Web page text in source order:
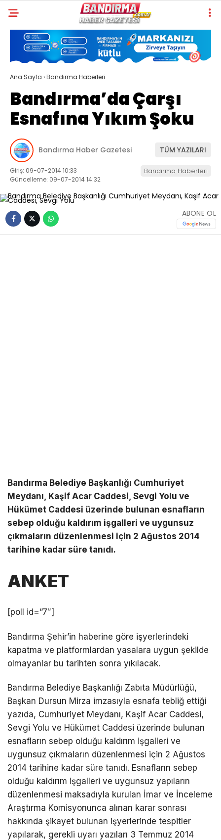
Ana Sayfa ›Bandırma Haberleri
Bandırma’da Çarşı
Esnafına Yıkım Şoku
Bandırma Haber Gazetesi TÜM YAZILARI
Giriş: 09-07-2014 10:33
Güncelleme: 09-07-2014 14:32
Bandırma Haberleri
ABONE OL
Bandırma Belediye Başkanlığı Cumhuriyet
Meydanı, Kaşif Acar Caddesi, Sevgi Yolu ve
Hükümet Caddesi üzerinde bulunan esnafların
sebep olduğu kaldırım işgalleri ve uygunsuz
çıkmaların düzenlenmesi için 2 Ağustos 2014
tarihine kadar süre tanıdı.
ANKET
[poll id=”7″]
Bandırma Şehir’in haberine göre işyerlerindeki
kapatma ve platformlardan yasalara uygun şekilde
olmayanlar bu tarihten sonra yıkılacak.
Bandırma Belediye Başkanlığı Zabıta Müdürlüğü,
Başkan Dursun Mirza imzasıyla esnafa tebliğ ettiği
yazıda, Cumhuriyet Meydanı, Kaşif Acar Caddesi,
Sevgi Yolu ve Hükümet Caddesi üzerinde bulunan
esnafların sebep olduğu kaldırım işgalleri ve
uygunsuz çıkmaların düzenlenmesi için 2 Ağustos
2014 tarihine kadar süre tanıdı. Esnafların sebep
olduğu kaldırım işgalleri ve uygunsuz yapıların
düzenlenmesi maksadıyla kurulan İmar ve İnceleme
Araştırma Komisyonunca alınan karar sonrası
hakkında şikayet bulunan işyerlerinde tespitler
yapılarak, gerekli uyarı yazıları 3 Temmuz 2014